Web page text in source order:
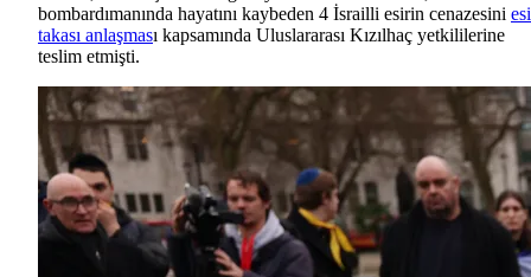
bombardımanında hayatını kaybeden 4 İsrailli esirin cenazesini
takası anlaşması kapsamında Uluslararası Kızılhaç yetkililerine
teslim etmişti.